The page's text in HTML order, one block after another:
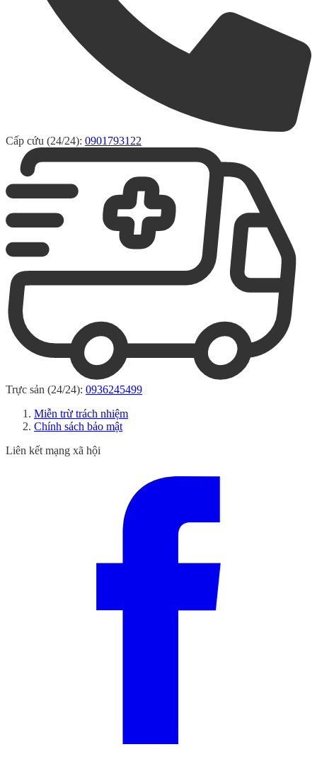
Cấp cứu (24/24): 0901793122
Trực sản (24/24): 0936245499
Miễn trừ trách nhiệm
Chính sách bảo mật
Liên kết mạng xã hội